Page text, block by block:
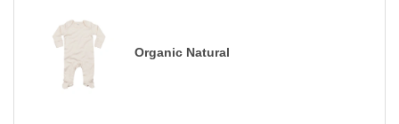
Organic Natural